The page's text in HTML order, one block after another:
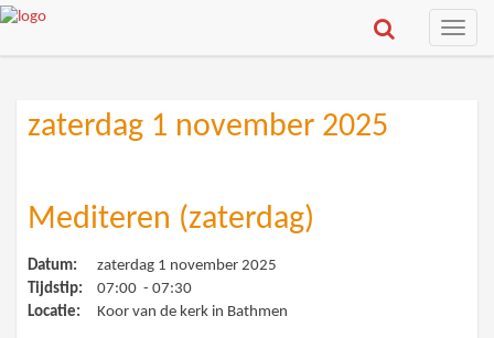
Toggle
zaterdag 1 november 2025
Mediteren (zaterdag)
Datum:
zaterdag 1 november 2025
Tijdstip:
07:00 - 07:30
Locatie:
Koor van de kerk in Bathmen